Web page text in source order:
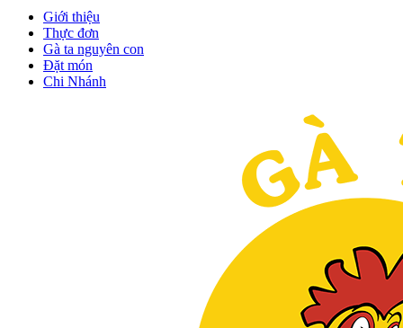
Giới thiệu
Thực đơn
Gà ta nguyên con
Đặt món
Chi Nhánh